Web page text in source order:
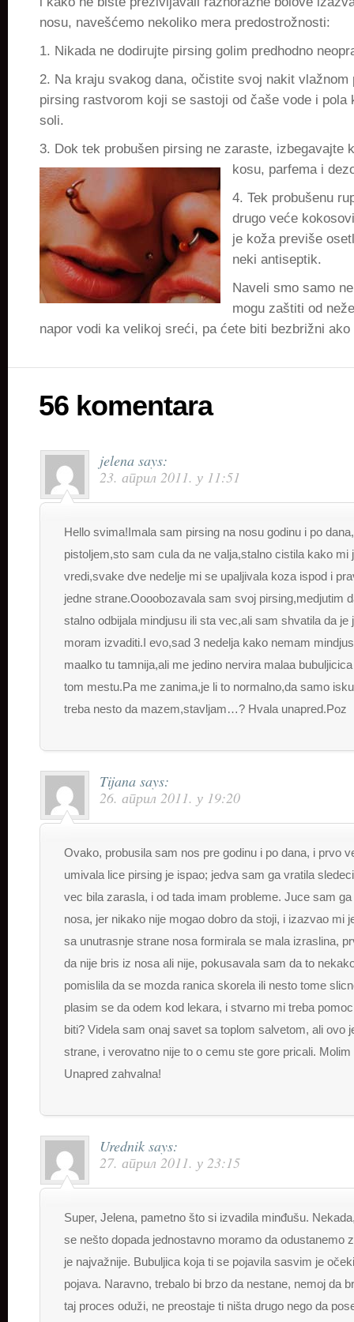
nosu, navešćemo nekoliko mera predostrožnosti:
1. Nikada ne dodirujte pirsing golim predhodno
2. Na kraju svakog dana, očistite svoj nakit vlažnom
pirsing rastvorom koji se sastoji od čaše vode i pola
soli.
3. Dok tek probušen pirsing ne zaraste, izbegavajte
kosu, parfema i
4. Tek probušenu
drugo veće
je koža previše
neki antiseptik.
Naveli smo samo
mogu zaštiti od
napor vodi ka velikoj sreći, pa ćete biti bezbrižni
56 komentara
jelena says:
23. април 2011. у 11:51
Hello svima!Imala sam pirsing na nosu godinu i po
pistoljem,sto sam cula da ne valja,stalno cistila kako mi
vredi,svake dve nedelje mi se upaljivala koza ispod i
jedne strane.Oooobozavala sam svoj pirsing,medjutim
stalno odbijala mindjusu ili sta vec,ali sam shvatila da je
moram izvaditi.I evo,sad 3 nedelja kako nemam
maalko tu tamnija,ali me jedino nervira malaa
tom mestu.Pa me zanima,je li to normalno,da samo
treba nesto da mazem,stavljam…? Hvala unapred.Poz
Tijana says:
26. април 2011. у 19:20
Ovako, probusila sam nos pre godinu i po dana, i prvo
umivala lice pirsing je ispao; jedva sam ga vratila
vec bila zarasla, i od tada imam probleme. Juce sam
nosa, jer nikako nije mogao dobro da stoji, i izazvao mi
sa unutrasnje strane nosa formirala se mala izraslina,
da nije bris iz nosa ali nije, pokusavala sam da to
pomislila da se mozda ranica skorela ili nesto tome
plasim se da odem kod lekara, i stvarno mi treba
biti? Videla sam onaj savet sa toplom salvetom, ali ovo
strane, i verovatno nije to o cemu ste gore pricali.
Unapred zahvalna!
Urednik says:
27. април 2011. у 23:15
Super, Jelena, pametno što si izvadila minđušu.
se nešto dopada jednostavno moramo da odustanemo
je najvažnije. Bubuljica koja ti se pojavila sasvim je
pojava. Naravno, trebalo bi brzo da nestane, nemoj da
taj proces oduži, ne preostaje ti ništa drugo nego da